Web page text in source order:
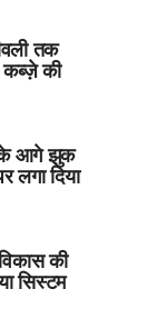
तक
कब्ज़े की
के आगे झुक
लगा दिया
की
सिस्टम